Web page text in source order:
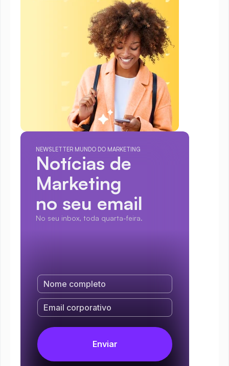
NEWSLETTER MUNDO DO MARKETING
Notícias de
Marketing
no seu email
No seu inbox, toda quarta-feira.